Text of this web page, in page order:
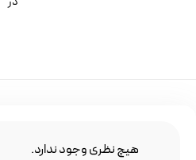
هیچ نظری وجود ندارد.